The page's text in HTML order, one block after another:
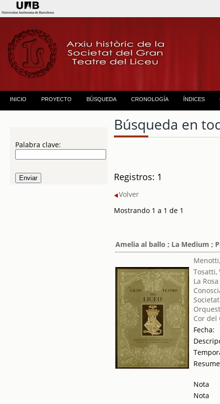
INICIO PROYECTO BÚSQUEDA CRONOLOGÍA ÍNDICES
Palabra clave:
Búsqueda en
Registros: 1
Volver
Mostrando 1 a 1 de 1
Amelia al ballo ; La Medium ;
Tosatti,
La
Cor del
Fecha:
Nota
Nota